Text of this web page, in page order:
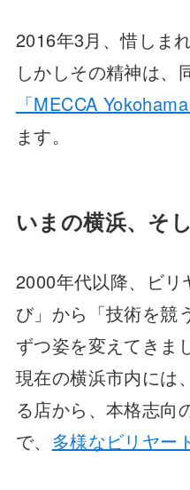
2016年3月、惜しま
しかしその精神は、
「MECCA
ます。
いまの横浜、そ
2000年代以降、ビ
び」から「技術を競
ずつ姿を変えてきま
現在の横浜市内には
る店から、本格志向
で、 多様なビリヤー